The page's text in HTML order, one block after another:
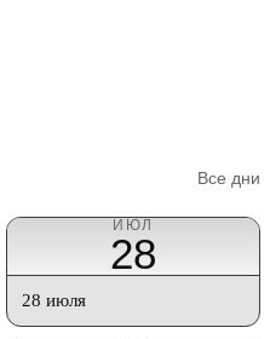
Все дни
ИЮЛ
28
28 июля